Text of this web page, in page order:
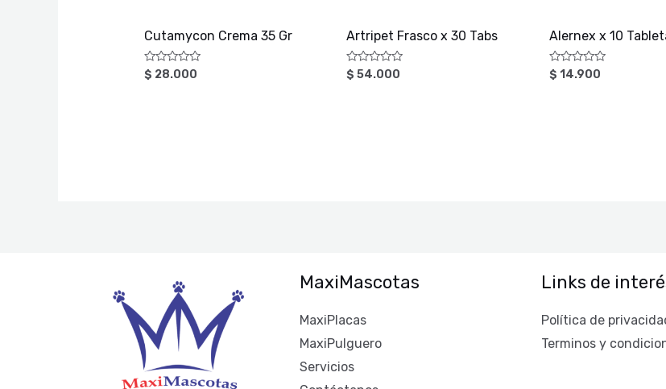
Cutamycon Crema 35 Gr
Valorado
con
$ 28.000
Artripet Frasco x 30 Tabs
Valorado
con
$ 54.000
Alernex x 10
Valorado
con
$ 14.900
MaxiMascotas
MaxiPlacas
MaxiPulguero
Servicios
Links de
Política de
Terminos y